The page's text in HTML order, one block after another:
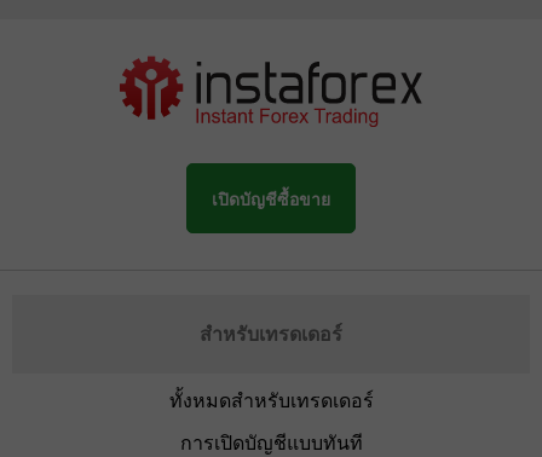
เปิดบัญชีซื้อขาย
สำหรับเทรดเดอร์
ทั้งหมดสำหรับเทรดเดอร์
การเปิดบัญชีแบบทันที